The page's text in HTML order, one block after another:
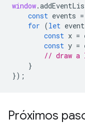
window.
const events =
for (let event
const x =
const y =
// draw a
}
});
Próximos